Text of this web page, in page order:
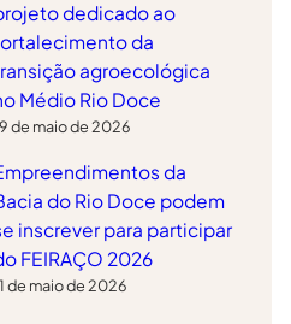
dedicado ao
da
agroecológica
Médio Rio Doce
de maio de 2026
da
do Rio Doce podem
inscrever para participar
FEIRAÇO 2026
de maio de 2026